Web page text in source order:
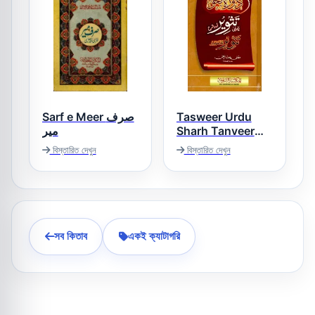
Sarf e Meer صرف
میر
বিস্তারিত দেখুন
Tasweer Urdu
Sharh Tanveer
تثویر اردو شرح تنویر
বিস্তারিত দেখুন
সব কিতাব একই ক্যাটাগরি